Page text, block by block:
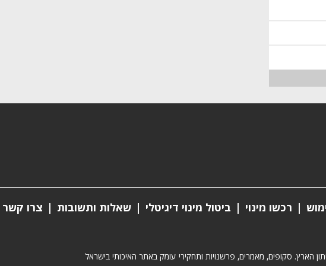
רכשו מינוי ביטול מינוי דיגיטלי שאלות ותשובות צרו קשר
הארץ. סקופים, מאמרים, פרשנויות ותחקירי עומק באתר האיכותי בישראל